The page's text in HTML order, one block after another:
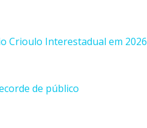
Crioulo Interestadual em 2026
de público